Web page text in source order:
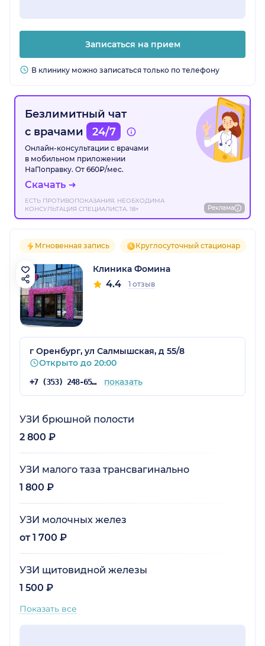
Записаться на прием
В клинику можно записаться только по телефону
Безлимитный чат
с врачами
24/7
Онлайн-консультации с врачами
в мобильном приложении
НаПоправку. От 660₽/мес.
Скачать
ЕСТЬ ПРОТИВОПОКАЗАНИЯ. НЕОБХОДИМА
КОНСУЛЬТАЦИЯ СПЕЦИАЛИСТА. 18+
Реклама
Мгновенная запись Круглосуточный стационар
Клиника Фомина
4.4 1 отзыв
г Оренбург, ул Салмышская, д 55/8
Открыто до 20:00
+7 (353) 248-65-98 показать
УЗИ брюшной полости
2 800 ₽
УЗИ малого таза трансвагинально
1 800 ₽
УЗИ молочных желез
от 1 700 ₽
УЗИ щитовидной железы
1 500 ₽
Показать все